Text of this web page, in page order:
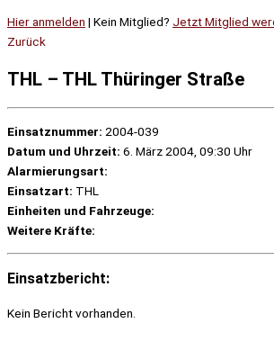
Hier anmelden | Kein Mitglied? Jetzt Mitglied
Zurück
THL – THL Thüringer Straße
Einsatznummer: 2004-039
Datum und Uhrzeit: 6. März 2004, 09:30 Uhr
Alarmierungsart:
Einsatzart: THL
Einheiten und Fahrzeuge:
Weitere Kräfte:
Einsatzbericht:
Kein Bericht vorhanden.